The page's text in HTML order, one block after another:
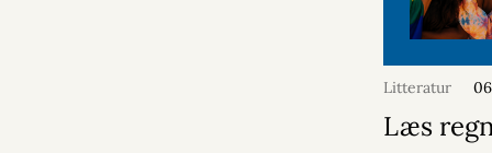
Litteratur
Læs